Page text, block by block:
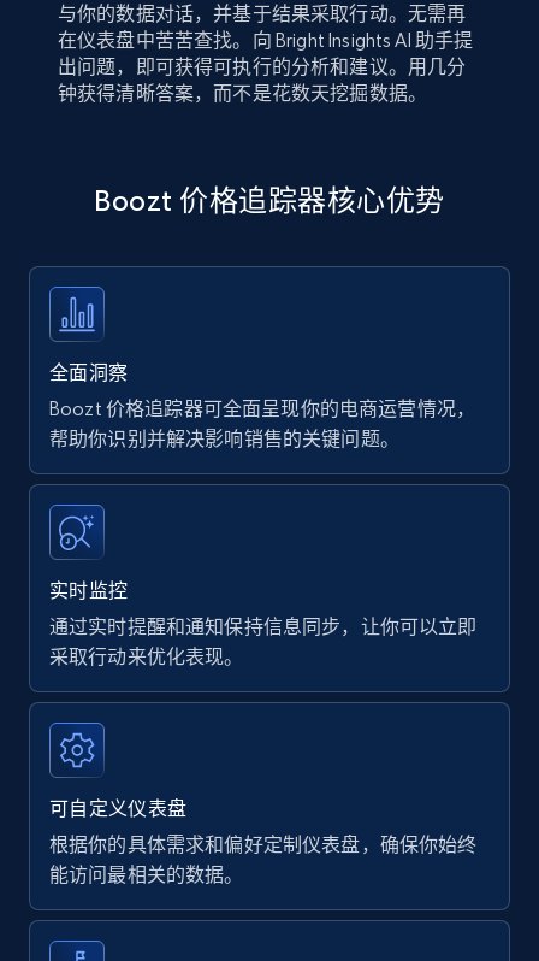
与你的数据对话，并基于结果采取行动。无需再
在仪表盘中苦苦查找。向 Bright Insights AI 助手提
出问题，即可获得可执行的分析和建议。用几分
钟获得清晰答案，而不是花数天挖掘数据。
Boozt 价格追踪器核心优势
全面洞察
Boozt 价格追踪器可全面呈现你的电商运营情况，
帮助你识别并解决影响销售的关键问题。
实时监控
通过实时提醒和通知保持信息同步，让你可以立即
采取行动来优化表现。
可自定义仪表盘
根据你的具体需求和偏好定制仪表盘，确保你始终
能访问最相关的数据。